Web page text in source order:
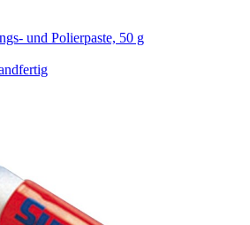
und Polierpaste, 50 g